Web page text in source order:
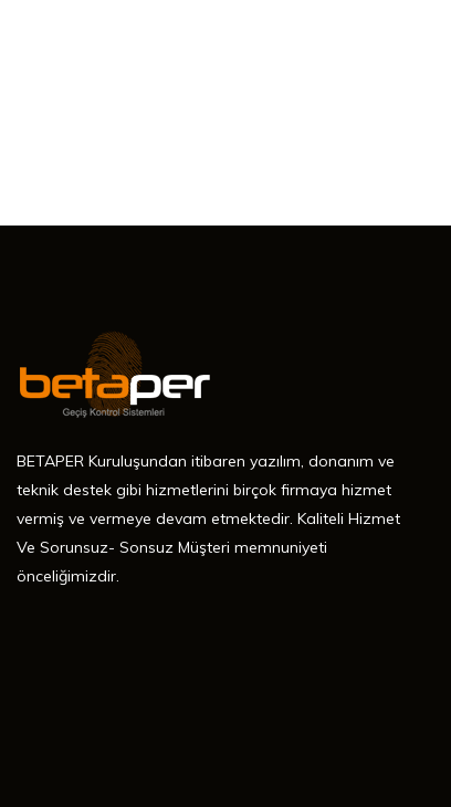
BETAPER Kuruluşundan itibaren yazılım, donanım ve
teknik destek gibi hizmetlerini birçok firmaya hizmet
vermiş ve vermeye devam etmektedir. Kaliteli Hizmet
Ve Sorunsuz- Sonsuz Müşteri memnuniyeti
önceliğimizdir.